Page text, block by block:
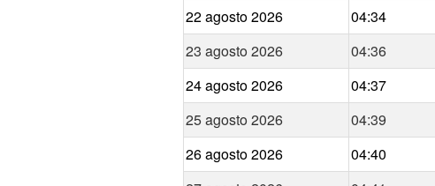
22 agosto 2026
04:34
23 agosto 2026
04:36
24 agosto 2026
04:37
25 agosto 2026
04:39
26 agosto 2026
04:40